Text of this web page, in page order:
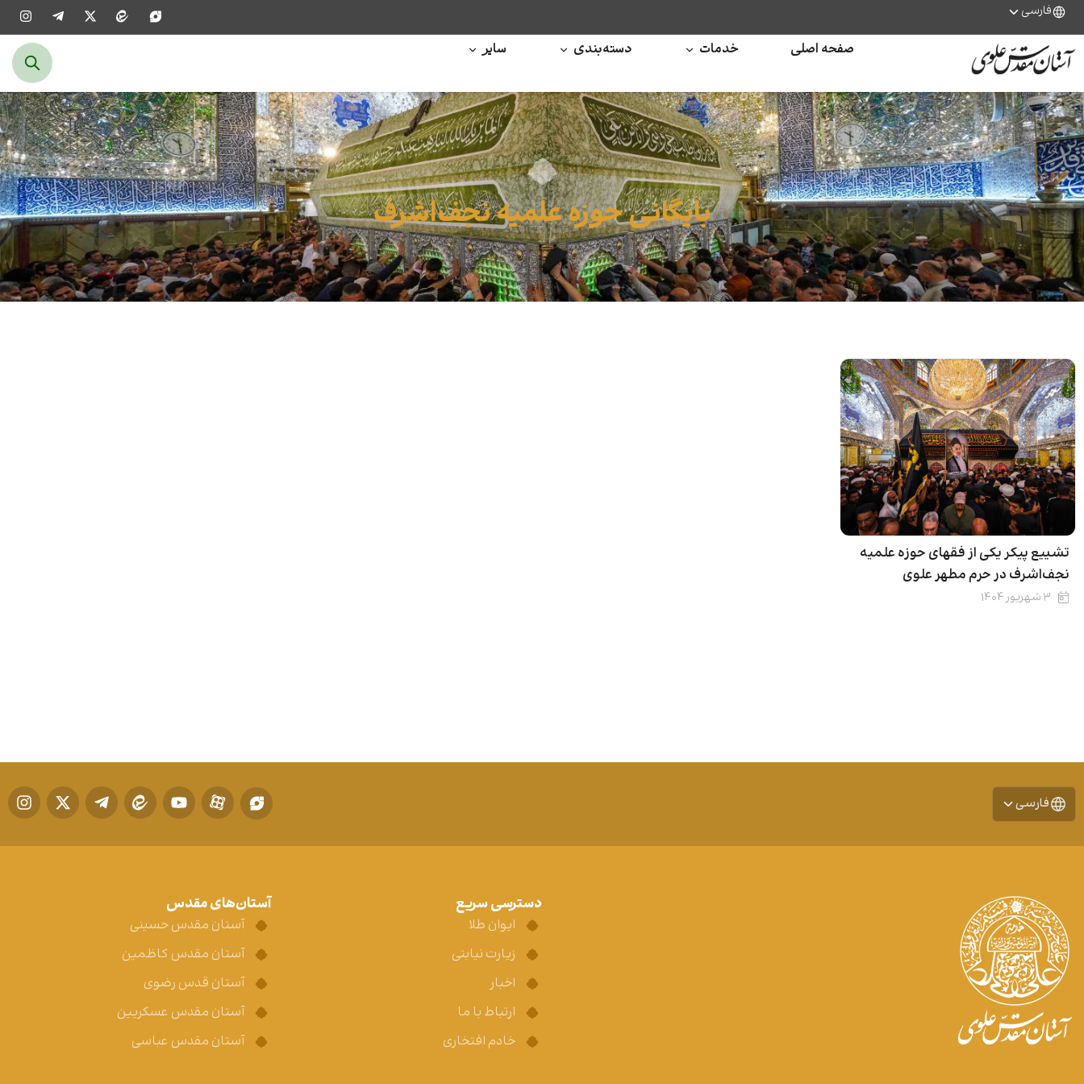
فارسی
صفحه اصلی خدمات دسته‌بندی سایر
بایگانی حوزه علمیه نجف‌اشرف
تشییع پیکر یکی از فقهای حوزه علمیه
نجف‌اشرف در حرم مطهر علوی
۳ شهریور ۱۴۰۴
فارسی
دسترسی سریع
ایوان طلا
زیارت نیابتی
اخبار
ارتباط با ما
خادم افتخاری
آستان‌های مقدس
آستان مقدس حسینی
آستان مقدس کاظمین
آستان قدس رضوی
آستان مقدس عسکریین
آستان مقدس عباسی